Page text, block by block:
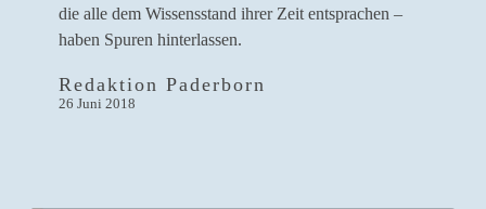
die alle dem Wissensstand ihrer Zeit entsprachen –
haben Spuren hinterlassen.
Redaktion Paderborn
26 Juni 2018